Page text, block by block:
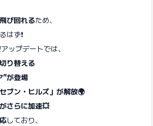
び回れるため、
はず❗️
ップデートでは、
り替える
”が登場
ブン・ヒルズ」が解放🌍
さらに加速💥
しており、